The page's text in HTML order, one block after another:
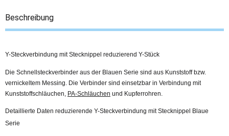
Beschreibung
Y-Steckverbindung mit Stecknippel reduzierend Y-Stück
Die Schnellsteckverbinder aus der Blauen Serie sind aus Kunststoff bzw.
vernickeltem Messing. Die Verbinder sind einsetzbar in Verbindung mit
Kunststoffschläuchen, PA-Schläuchen und Kupferrohren.
Detaillierte Daten reduzierende Y-Steckverbindung mit Stecknippel Blaue
Serie